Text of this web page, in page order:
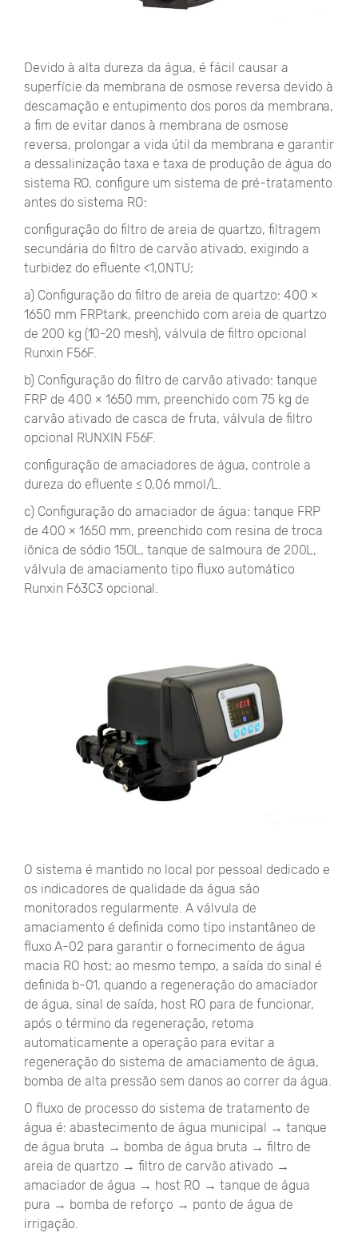
Devido à alta dureza da água, é fácil causar a
superfície da membrana de osmose reversa devido à
descamação e entupimento dos poros da membrana,
a fim de evitar danos à membrana de osmose
reversa, prolongar a vida útil da membrana e garantir
a dessalinização taxa e taxa de produção de água do
sistema RO, configure um sistema de pré-tratamento
antes do sistema RO:
configuração do filtro de areia de quartzo, filtragem
secundária do filtro de carvão ativado, exigindo a
turbidez do efluente <1,0NTU;
a) Configuração do filtro de areia de quartzo: 400 ×
1650 mm FRPtank, preenchido com areia de quartzo
de 200 kg (10-20 mesh), válvula de filtro opcional
Runxin F56F.
b) Configuração do filtro de carvão ativado: tanque
FRP de 400 × 1650 mm, preenchido com 75 kg de
carvão ativado de casca de fruta, válvula de filtro
opcional RUNXIN F56F.
configuração de amaciadores de água, controle a
dureza do efluente ≤ 0,06 mmol/L.
c) Configuração do amaciador de água: tanque FRP
de 400 × 1650 mm, preenchido com resina de troca
iônica de sódio 150L, ​​tanque de salmoura de 200L,
válvula de amaciamento tipo fluxo automático
Runxin F63C3 opcional.
O sistema é mantido no local por pessoal dedicado e
os indicadores de qualidade da água são
monitorados regularmente. A válvula de
amaciamento é definida como tipo instantâneo de
fluxo A-02 para garantir o fornecimento de água
macia RO host; ao mesmo tempo, a saída do sinal é
definida b-01, quando a regeneração do amaciador
de água, sinal de saída, host RO para de funcionar,
após o término da regeneração, retoma
automaticamente a operação para evitar a
regeneração do sistema de amaciamento de água,
bomba de alta pressão sem danos ao correr da água.
O fluxo de processo do sistema de tratamento de
água é: abastecimento de água municipal → tanque
de água bruta → bomba de água bruta → filtro de
areia de quartzo → filtro de carvão ativado →
amaciador de água → host RO → tanque de água
pura → bomba de reforço → ponto de água de
irrigação.